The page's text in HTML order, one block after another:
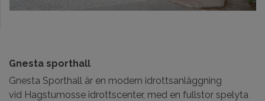
Gnesta sporthall
Gnesta Sporthall är en modern idrottsanläggning
vid Hagstumosse idrottscenter, med en fullstor spelyta